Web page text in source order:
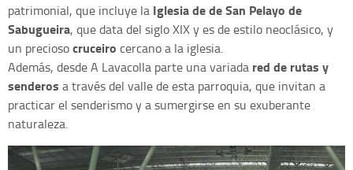
patrimonial, que incluye la Iglesia de de San Pelayo de
Sabugueira, que data del siglo XIX y es de estilo neoclásico, y
un preciosocruceiro cercano a la iglesia.
Además, desde A Lavacolla parte una variada red de rutas y
senderos a través del valle de esta parroquia, que invitan a
practicar el senderismo y a sumergirse en su exuberante
naturaleza.